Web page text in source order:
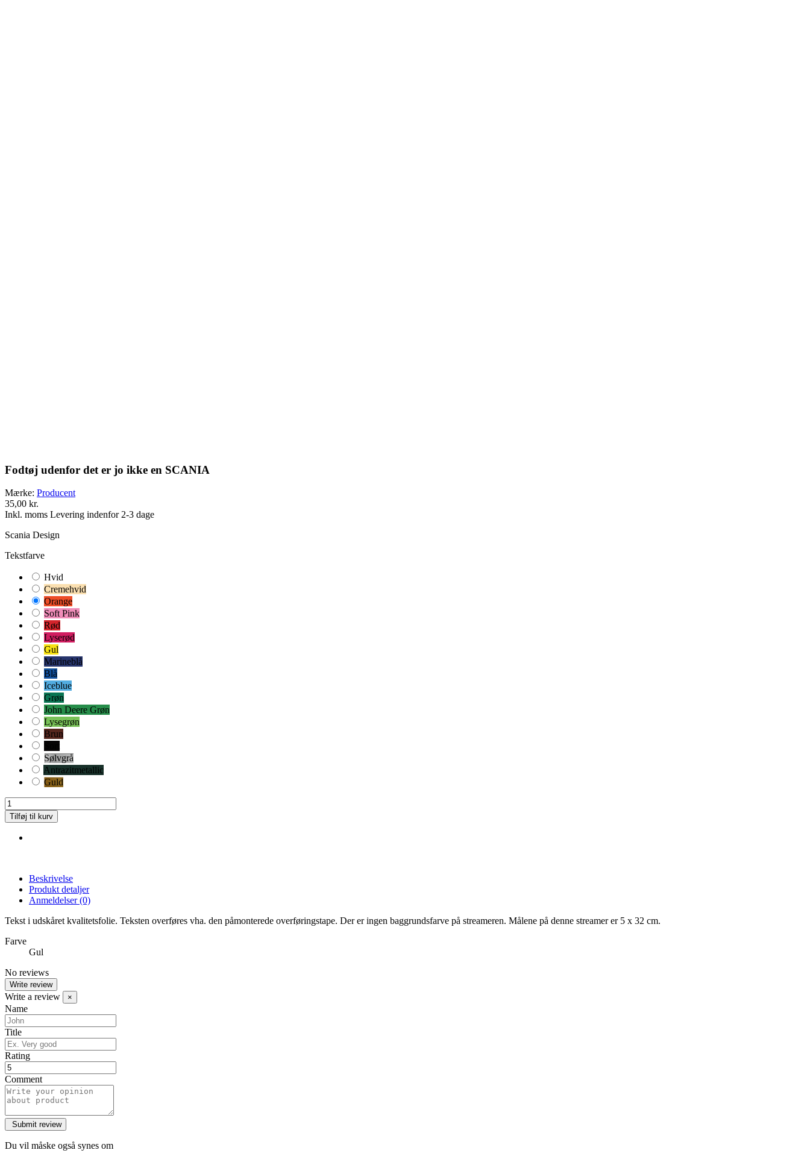
Fodtøj udenfor det er jo ikke en SCANIA
Mærke: Producent
35,00 kr.
Inkl. moms Levering indenfor 2-3 dage
Scania Design
Tekstfarve
Hvid
Cremehvid
Orange
Soft Pink
Rød
Lyserød
Gul
Marineblå
Blå
Iceblue
Grøn
John Deere Grøn
Lysegrøn
Brun
Sølvgrå
Antrazitmetallic
Guld
Tilføj til kurv
Beskrivelse
Produkt detaljer
Anmeldelser (0)
Tekst i udskåret kvalitetsfolie. Teksten overføres vha. den påmonterede overføringstape. Der er ingen baggrundsfarve på streameren. Målene på denne streamer er 5 x 32 cm.
Farve
Gul
No reviews
Write review
Write a review ×
Name
Title
Rating
Comment
Du vil måske også synes om